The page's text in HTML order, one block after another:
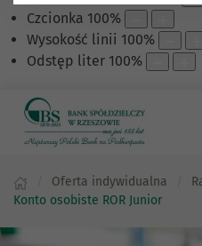
Czcionka 100%
Wysokość linii 100%
Odstęp liter 100%
Oferta indywidualna
Konto osobiste ROR Junior